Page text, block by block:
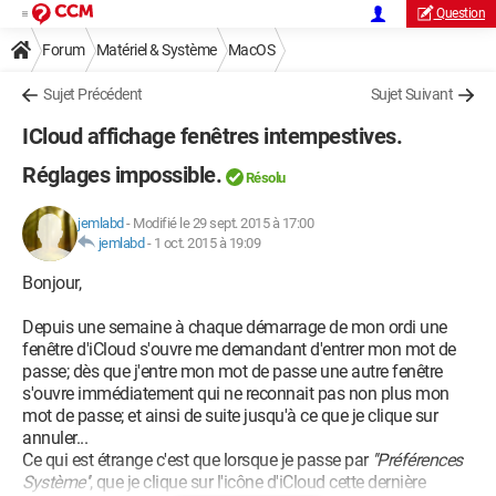
Question
Forum Matériel & Système MacOS
Sujet Précédent Sujet Suivant
ICloud affichage fenêtres intempestives.
Réglages impossible.
Résolu
jemlabd - Modifié le 29 sept. 2015 à 17:00
jemlabd - 1 oct. 2015 à 19:09
Bonjour,
Depuis une semaine à chaque démarrage de mon ordi une
fenêtre d'iCloud s'ouvre me demandant d'entrer mon mot de
passe; dès que j'entre mon mot de passe une autre fenêtre
s'ouvre immédiatement qui ne reconnait pas non plus mon
mot de passe; et ainsi de suite jusqu'à ce que je clique sur
annuler...
Ce qui est étrange c'est que lorsque je passe par ''Préférences
Système'', que je clique sur l'icône d'iCloud cette dernière